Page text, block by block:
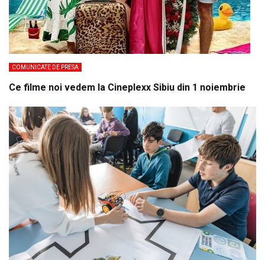
COMUNICATE DE PRESA
Ce filme noi vedem la Cineplexx Sibiu din 1 noiembrie